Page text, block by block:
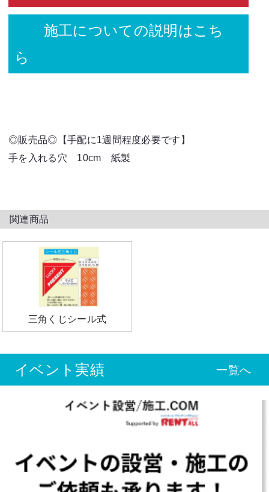
施工についての説明はこち
ら
◎販売品◎【手配に1週間程度必要です】
手を入れる穴 10cm 紙製
関連商品
三角くじシール式
イベント実績 一覧へ